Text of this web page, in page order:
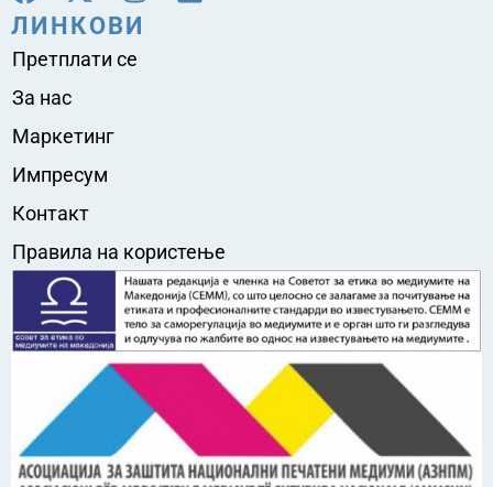
ЛИНКОВИ
Претплати се
За нас
Маркетинг
Импресум
Контакт
Правила на користење